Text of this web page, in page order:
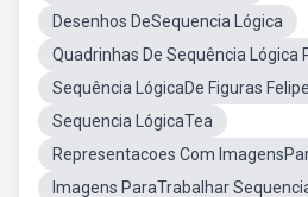
Desenhos DeSequencia Lógica
Quadrinhas De Sequência Lógica
Sequência LógicaDe Figuras
Sequencia LógicaTea
Representacoes Com
Imagens ParaTrabalhar